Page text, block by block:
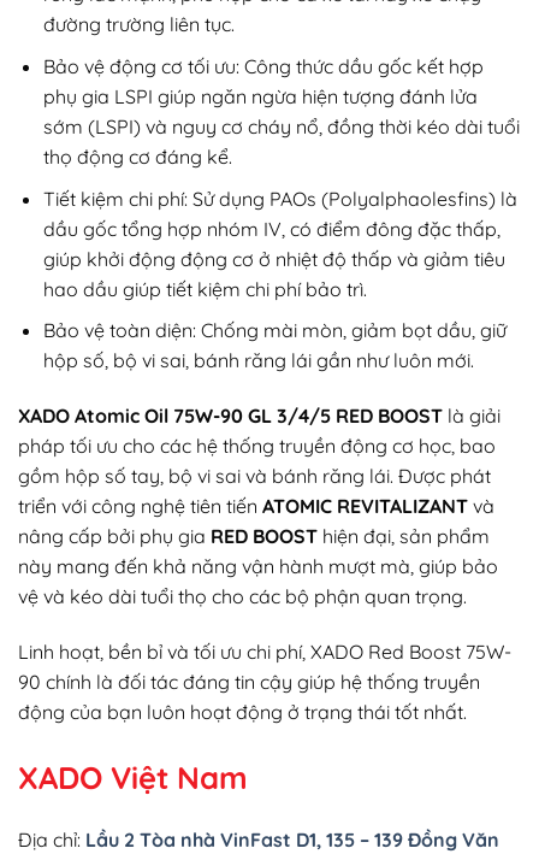
đường trường liên tục.
Bảo vệ động cơ tối ưu: Công thức dầu gốc kết hợp
phụ gia LSPI giúp ngăn ngừa hiện tượng đánh lửa
sớm (LSPI) và nguy cơ cháy nổ, đồng thời kéo dài tuổi
thọ động cơ đáng kể.
Tiết kiệm chi phí: Sử dụng PAOs (Polyalphaolesfins) là
dầu gốc tổng hợp nhóm IV, có điểm đông đặc thấp,
giúp khởi động động cơ ở nhiệt độ thấp và giảm tiêu
hao dầu giúp tiết kiệm chi phí bảo trì.
Bảo vệ toàn diện: Chống mài mòn, giảm bọt dầu, giữ
hộp số, bộ vi sai, bánh răng lái gần như luôn mới.
XADO Atomic Oil 75W-90 GL 3/4/5 RED BOOST là giải
pháp tối ưu cho các hệ thống truyền động cơ học, bao
gồm hộp số tay, bộ vi sai và bánh răng lái. Được phát
triển với công nghệ tiên tiến ATOMIC REVITALIZANT và
nâng cấp bởi phụ gia RED BOOST hiện đại, sản phẩm
này mang đến khả năng vận hành mượt mà, giúp bảo
vệ và kéo dài tuổi thọ cho các bộ phận quan trọng.
Linh hoạt, bền bỉ và tối ưu chi phí, XADO Red Boost 75W-
90 chính là đối tác đáng tin cậy giúp hệ thống truyền
động của bạn luôn hoạt động ở trạng thái tốt nhất.
XADO Việt Nam
Địa chỉ: Lầu 2 Tòa nhà VinFast D1, 135 – 139 Đồng Văn